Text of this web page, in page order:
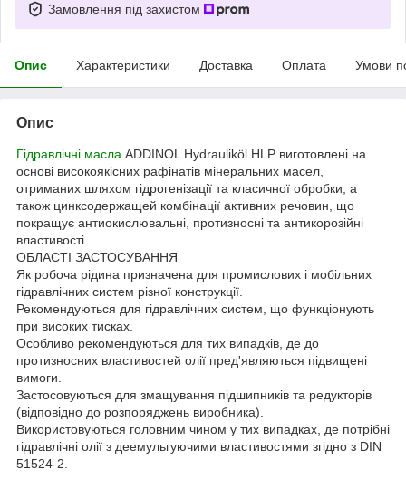
Замовлення під захистом
Опис Характеристики Доставка Оплата Умови
Опис
Гідравлічні масла ADDINOL Hydrauliköl HLP виготовлені на
основі високоякісних рафінатів мінеральних масел,
отриманих шляхом гідрогенізації та класичної обробки, а
також цинксодержащей комбінації активних речовин, що
покращує антиокислювальні, протизносні та антикорозійні
властивості.
ОБЛАСТІ ЗАСТОСУВАННЯ
Як робоча рідина призначена для промислових і мобільних
гідравлічних систем різної конструкції.
Рекомендуються для гідравлічних систем, що функціонують
при високих тисках.
Особливо рекомендуються для тих випадків, де до
протизносних властивостей олії пред'являються підвищені
вимоги.
Застосовуються для змащування підшипників та редукторів
(відповідно до розпоряджень виробника).
Використовуються головним чином у тих випадках, де потрібні
гідравлічні олії з деемульгуючими властивостями згідно з DIN
51524-2.